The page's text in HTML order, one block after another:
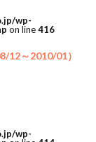
wp-
on line416
12～2010/01）
wp-